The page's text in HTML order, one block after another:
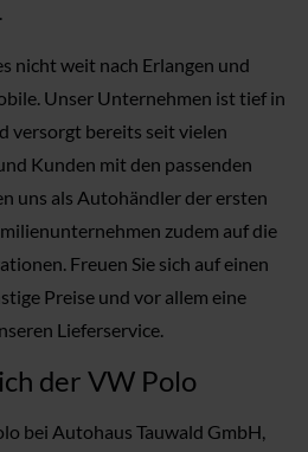
nicht weit nach Erlangen und
Unser Unternehmen ist tief in
versorgt bereits seit vielen
Kunden mit den passenden
uns als Autohändler der ersten
zudem auf die
Freuen Sie sich auf einen
Preise und vor allem eine
Lieferservice.
der VW Polo
bei Autohaus Tauwald GmbH,